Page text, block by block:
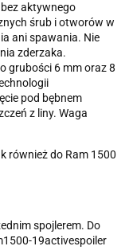
aktywnego
śrub i otworów w
ani spawania. Nie
zderzaka.
grubości 6 mm oraz 8
pod bębnem
z liny. Waga
również do Ram 1500
spojlerem. Do
19activespoiler